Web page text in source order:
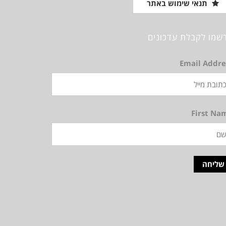
תנאי שימוש באתר
לקבלת עדכונים
Email
First